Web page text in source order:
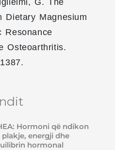
G. The
Dietary Magnesium
Resonance
Osteoarthritis.
Hormoni që ndikon
plakje, energji dhe
hormonal